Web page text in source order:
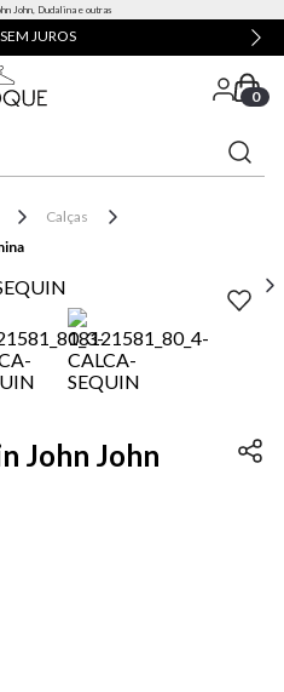
John, Dudalina e outras
JUROS
0
Calças
John John